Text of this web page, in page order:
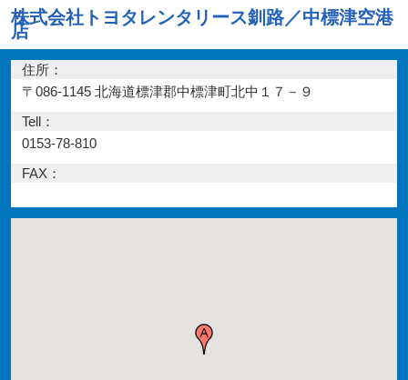
株式会社トヨタレンタリース釧路／中標津空港
店
住所：
〒086-1145 北海道標津郡中標津町北中１７－９
Tell：
0153-78-810
FAX：